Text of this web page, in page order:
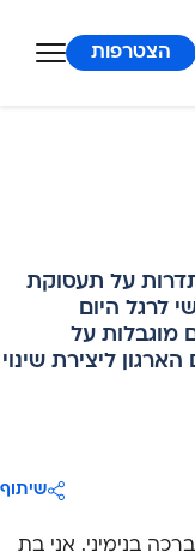
הצטרפות
על תעסוקת
לרגל היום
מוגבלות על
ליצירת שינוי
שיתוף
בנימיני. אני בת